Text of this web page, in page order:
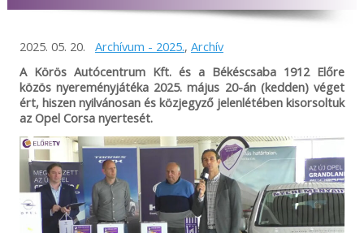
2025. 05. 20. Archívum - 2025., Archív
A Körös Autócentrum Kft. és a Békéscsaba 1912 Előre
közös nyereményjátéka 2025. május 20-án (kedden) véget
ért, hiszen nyilvánosan és közjegyző jelenlétében kisorsoltuk
az Opel Corsa nyertesét.